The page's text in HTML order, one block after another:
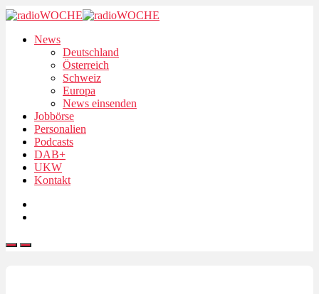
News
Deutschland
Österreich
Schweiz
Europa
News einsenden
Jobbörse
Personalien
Podcasts
DAB+
UKW
Kontakt